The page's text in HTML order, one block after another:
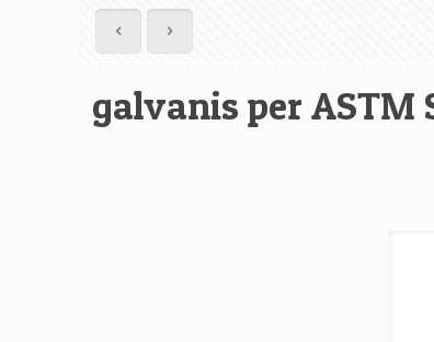
galvanis per ASTM